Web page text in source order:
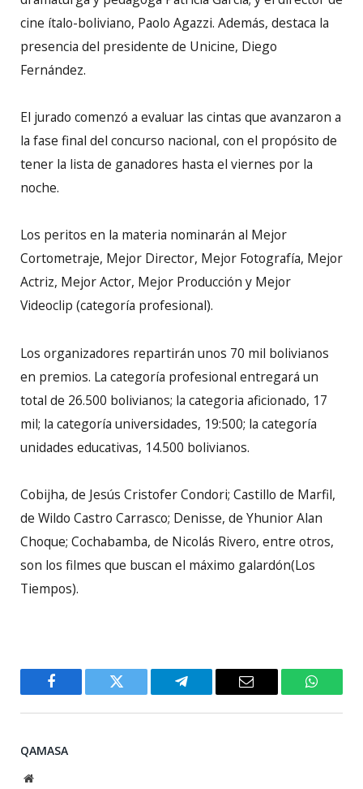
cine ítalo-boliviano, Paolo Agazzi. Además, destaca la
presencia del presidente de Unicine, Diego
Fernández.
El jurado comenzó a evaluar las cintas que avanzaron a
la fase final del concurso nacional, con el propósito de
tener la lista de ganadores hasta el viernes por la
noche.
Los peritos en la materia nominarán al Mejor
Cortometraje, Mejor Director, Mejor Fotografía, Mejor
Actriz, Mejor Actor, Mejor Producción y Mejor
Videoclip (categoría profesional).
Los organizadores repartirán unos 70 mil bolivianos
en premios. La categoría profesional entregará un
total de 26.500 bolivianos; la categoria aficionado, 17
mil; la categoría universidades, 19:500; la categoría
unidades educativas, 14.500 bolivianos.
Cobijha, de Jesús Cristofer Condori; Castillo de Marfil,
de Wildo Castro Carrasco; Denisse, de Yhunior Alan
Choque; Cochabamba, de Nicolás Rivero, entre otros,
son los filmes que buscan el máximo galardón(Los
Tiempos).
Facebook Twitter Telegram Email
QAMASA
Website